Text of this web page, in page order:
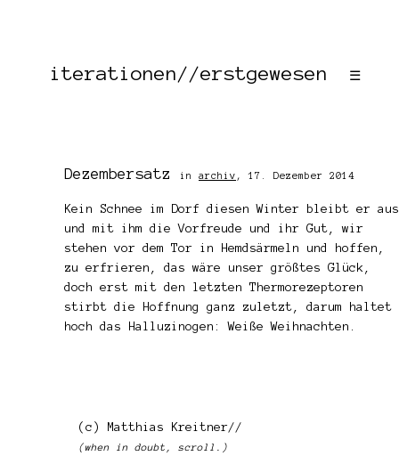
iterationen//erstgewesen ☰
Dezembersatz in archiv ,17. Dezember 2014
Kein Schnee im Dorf diesen Winter bleibt er aus
und mit ihm die Vorfreude und ihr Gut, wir
stehen vor dem Tor in Hemdsärmeln und hoffen,
zu erfrieren, das wäre unser größtes Glück,
doch erst mit den letzten Thermorezeptoren
stirbt die Hoffnung ganz zuletzt, darum haltet
hoch das Halluzinogen: Weiße Weihnachten.
(c) Matthias Kreitner//
(when in doubt, scroll.)